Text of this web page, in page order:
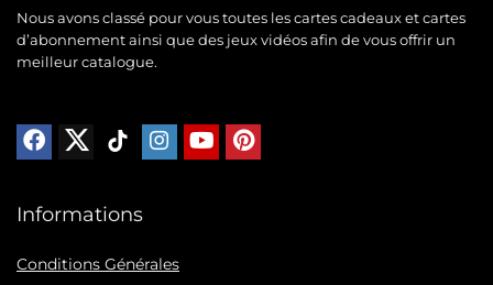
Nous avons classé pour vous toutes les cartes cadeaux et cartes
d’abonnement ainsi que des jeux vidéos afin de vous offrir un
meilleur catalogue.
Informations
Conditions Générales